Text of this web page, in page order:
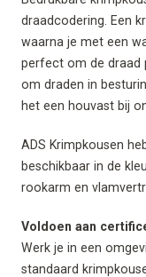
draadcodering. Een
waarna je met een
perfect om de draad
om draden in
het een houvast bij
ADS Krimpkousen
beschikbaar in de
rookarm en
Voldoen aan
Werk je in een
standaard